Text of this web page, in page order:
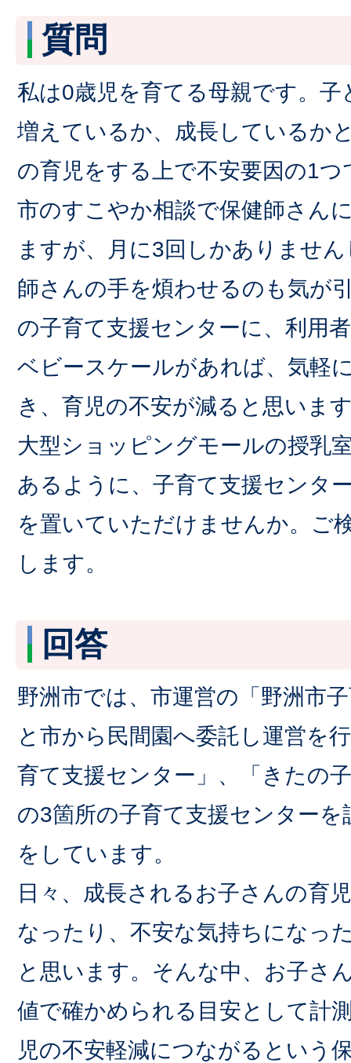
質問
私は0歳児を育てる母親です。
増えているか、成長しているか
の育児をする上で不安要因の1つ
市のすこやか相談で保健師さん
ますが、月に3回しかありませ
師さんの手を煩わせるのも気が
の子育て支援センターに、利用
ベビースケールがあれば、気軽
き、育児の不安が減ると思いま
大型ショッピングモールの授乳
あるように、子育て支援センタ
を置いていただけませんか。ご
します。
回答
野洲市では、市運営の「野洲市
と市から民間園へ委託し運営を
育て支援センター」、「きたの
の3箇所の子育て支援センターを
をしています。
日々、成長されるお子さんの育
なったり、不安な気持ちになっ
と思います。そんな中、お子さ
値で確かめられる目安として計
児の不安軽減につながるという